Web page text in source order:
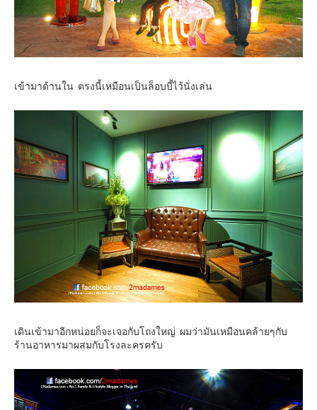
เวียดนาม
ฮ่องกง
มาเก๊า
อินโดนีเซีย
เกาหลีใต้
ฮ่องกง
ไต้หวัน
ออสเตรเลีย
อเมริกา
ร้านอร่อย
Beauty Review
Products & Applications
Events & PR News
เข้ามาด้านใน ตรงนี้เหมือนเป็นล็อบบี้ไว้นั่งเล่น
เดินเข้ามาอีกหน่อยก็จะเจอกับโถงใหญ่ ผมว่ามันเหมือนคล้ายๆกับ
ร้านอาหารมาผสมกับโรงละครครับ